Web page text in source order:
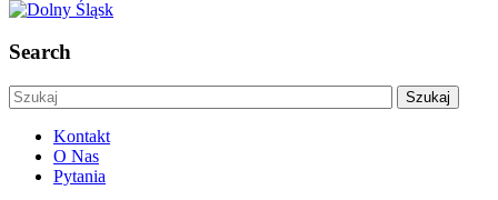
Search
Kontakt
O Nas
Pytania